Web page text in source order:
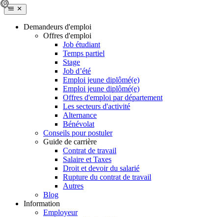
Demandeurs d'emploi
Offres d'emploi
Job étudiant
Temps partiel
Stage
Job d’été
Emploi jeune diplômé(e)
Emploi jeune diplômé(e)
Offres d'emploi par département
Les secteurs d'activité
Alternance
Bénévolat
Conseils pour postuler
Guide de carrière
Contrat de travail
Salaire et Taxes
Droit et devoir du salarié
Rupture du contrat de travail
Autres
Blog
Information
Employeur